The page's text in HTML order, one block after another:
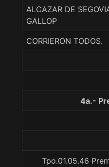
ALCAZAR DE
GALLOP
CORRIERON TODOS.
4a.-
Tpo.01.05.46